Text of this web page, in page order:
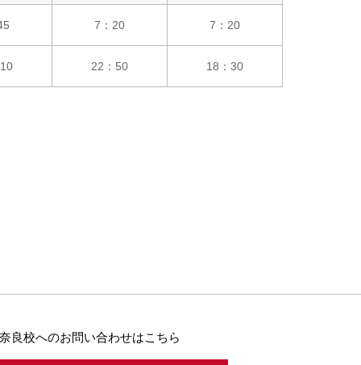
7：20 7：20
22：50 18：30
奈良校へのお問い合わせはこちら